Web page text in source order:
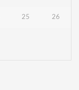
25 26